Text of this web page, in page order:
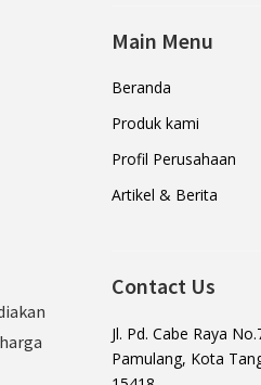
Main Menu
Beranda
Produk kami
Profil Perusahaan
Artikel & Berita
Contact Us
Jl. Pd. Cabe Raya
Pamulang, Kota